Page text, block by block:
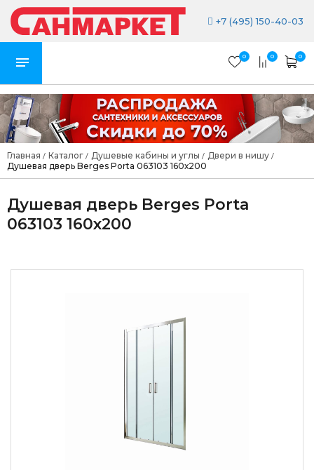
+7 (495) 150-40-03
0 0 0
Главная / Каталог / Душевые кабины и углы / Двери в нишу /
Душевая дверь Berges Porta 063103 160х200
Душевая дверь Berges Porta
063103 160х200